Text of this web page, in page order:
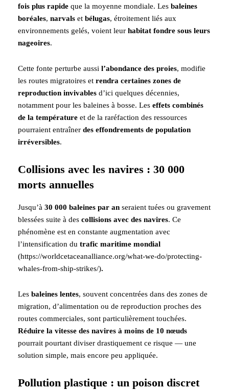
fois plus rapide que la moyenne mondiale. Les baleines
boréales, narvals et bélugas, étroitement liés aux
environnements gelés, voient leur habitat fondre sous leurs
nageoires.
Cette fonte perturbe aussi l’abondance des proies, modifie
les routes migratoires et rendra certaines zones de
reproduction invivables d’ici quelques décennies,
notamment pour les baleines à bosse. Les effets combinés
de la température et de la raréfaction des ressources
pourraient entraîner des effondrements de population
irréversibles.
Collisions avec les navires : 30 000
morts annuelles
Jusqu’à 30 000 baleines par an seraient tuées ou gravement
blessées suite à des collisions avec des navires. Ce
phénomène est en constante augmentation avec
l’intensification du trafic maritime mondial
(https://worldcetaceanalliance.org/what-we-do/protecting-
whales-from-ship-strikes/).
Les baleines lentes, souvent concentrées dans des zones de
migration, d’alimentation ou de reproduction proches des
routes commerciales, sont particulièrement touchées.
Réduire la vitesse des navires à moins de 10 nœuds
pourrait pourtant diviser drastiquement ce risque — une
solution simple, mais encore peu appliquée.
Pollution plastique : un poison discret